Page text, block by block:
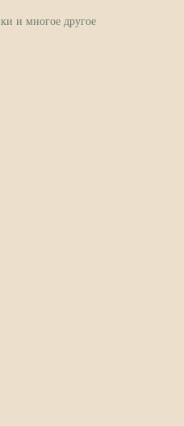
и многое другое